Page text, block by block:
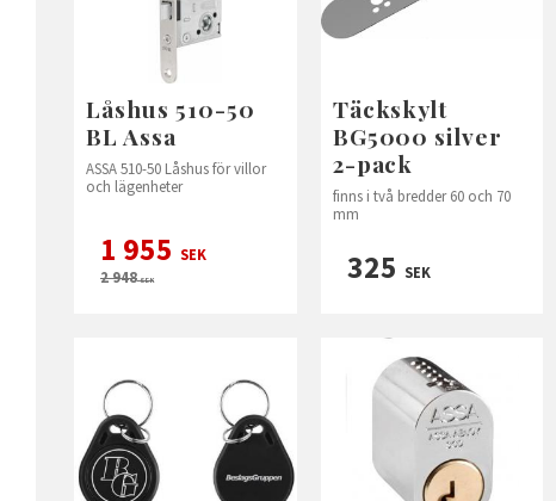
Låshus 510-50
BL Assa
ASSA 510-50 Låshus för villor
och lägenheter
1 955 SEK
2 948SEK
Täckskylt
BG5000 silver
2-pack
finns i två bredder 60 och 70
mm
325 SEK